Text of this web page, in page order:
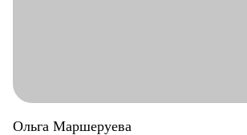
Ольга Маршеруева